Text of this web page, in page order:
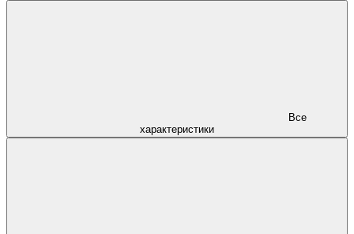
характеристики